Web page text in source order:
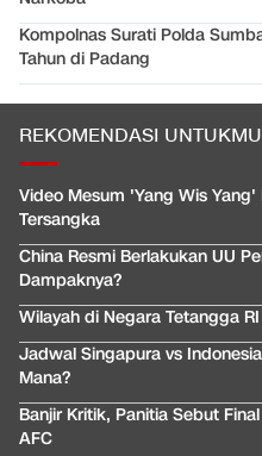
Kompolnas Surati Polda
Tahun di Padang
REKOMENDASI UNTUKMU
Video Mesum 'Yang Wis
Tersangka
China Resmi Berlakukan UU
Dampaknya?
Wilayah di Negara Tetangga
Jadwal Singapura vs
Mana?
Banjir Kritik, Panitia Sebut
AFC